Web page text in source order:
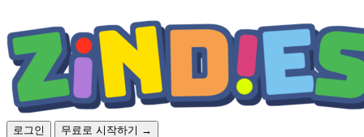
로그인
무료로 시작하기 →